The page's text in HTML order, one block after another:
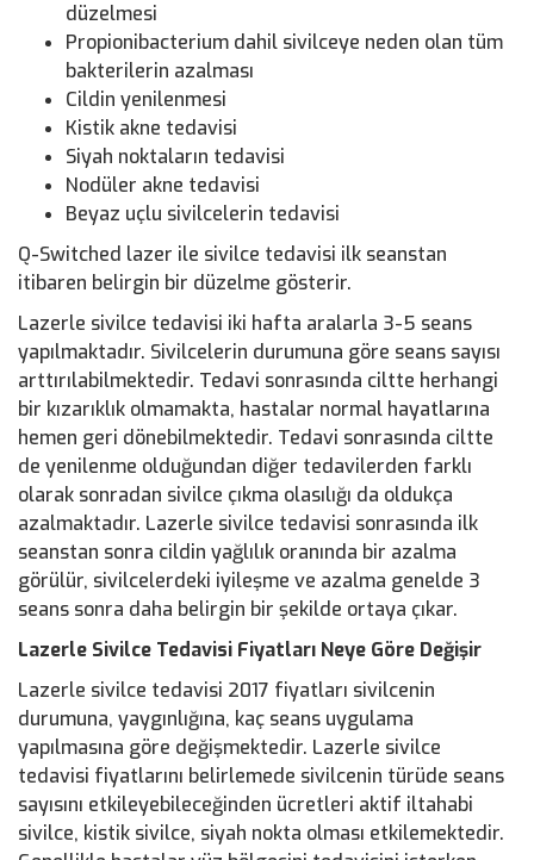
düzelmesi
Propionibacterium dahil sivilceye neden olan tüm
bakterilerin azalması
Cildin yenilenmesi
Kistik akne tedavisi
Siyah noktaların tedavisi
Nodüler akne tedavisi
Beyaz uçlu sivilcelerin tedavisi
Q-Switched lazer ile sivilce tedavisi ilk seanstan
itibaren belirgin bir düzelme gösterir.
Lazerle sivilce tedavisi iki hafta aralarla 3-5 seans
yapılmaktadır. Sivilcelerin durumuna göre seans sayısı
arttırılabilmektedir. Tedavi sonrasında ciltte herhangi
bir kızarıklık olmamakta, hastalar normal hayatlarına
hemen geri dönebilmektedir. Tedavi sonrasında ciltte
de yenilenme olduğundan diğer tedavilerden farklı
olarak sonradan sivilce çıkma olasılığı da oldukça
azalmaktadır. Lazerle sivilce tedavisi sonrasında ilk
seanstan sonra cildin yağlılık oranında bir azalma
görülür, sivilcelerdeki iyileşme ve azalma genelde 3
seans sonra daha belirgin bir şekilde ortaya çıkar.
Lazerle Sivilce Tedavisi Fiyatları Neye Göre Değişir
Lazerle sivilce tedavisi 2017 fiyatları sivilcenin
durumuna, yaygınlığına, kaç seans uygulama
yapılmasına göre değişmektedir. Lazerle sivilce
tedavisi fiyatlarını belirlemede sivilcenin türüde seans
sayısını etkileyebileceğinden ücretleri aktif iltahabi
sivilce, kistik sivilce, siyah nokta olması etkilemektedir.